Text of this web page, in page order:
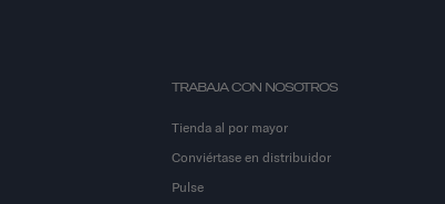
TRABAJA CON NOSOTROS
Tienda al por mayor
Conviértase en distribuidor
Pulse